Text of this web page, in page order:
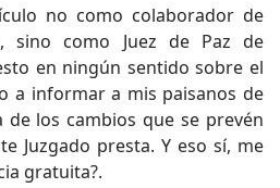
no como colaborador de
sino como Juez de Paz de
en ningún sentido sobre el
a informar a mis paisanos de
de los cambios que se prevén
Juzgado presta. Y eso sí, me
gratuita?.